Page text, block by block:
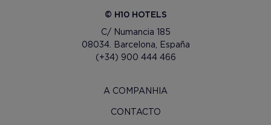
© H10 HOTELS
C/ Numancia 185
08034. Barcelona, España
(+34) 900 444 466
A COMPANHIA
CONTACTO